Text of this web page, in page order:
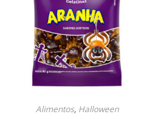
Alimentos, Halloween